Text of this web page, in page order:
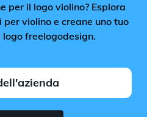
per il logo violino? Esplora
violino e creane uno tuo
freelogodesign.